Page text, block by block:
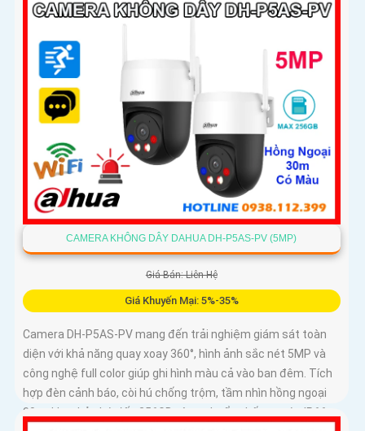
nháy và còi hú
CAMERA KHÔNG DÂY DAHUA DH-P5AS-PV (5MP)
Giá Bán: Liên Hệ
Giá Khuyến Mại: 5%-35%
Camera DH-P5AS-PV mang đến trải nghiệm giám sát toàn
diện với khả năng quay xoay 360°, hình ảnh sắc nét 5MP và
công nghệ full color giúp ghi hình màu cả vào ban đêm. Tích
hợp đèn cảnh báo, còi hú chống trộm, tầm nhìn hồng ngoại
30m, khe thẻ nhớ đến 256GB cùng chuẩn chống nước IP66